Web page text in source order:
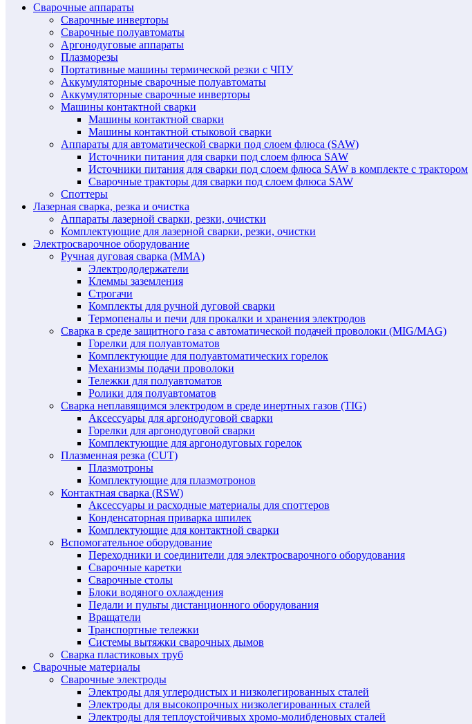
Сварочные аппараты
Сварочные инверторы
Сварочные полуавтоматы
Аргонодуговые аппараты
Плазморезы
Портативные машины термической резки с ЧПУ
Аккумуляторные сварочные полуавтоматы
Аккумуляторные сварочные инверторы
Машины контактной сварки
Машины контактной сварки
Машины контактной стыковой сварки
Аппараты для автоматической сварки под слоем флюса (SAW)
Источники питания для сварки под слоем флюса SAW
Источники питания для сварки под слоем флюса SAW в комплекте с трактором
Сварочные тракторы для сварки под слоем флюса SAW
Споттеры
Лазерная сварка, резка и очистка
Аппараты лазерной сварки, резки, очистки
Комплектующие для лазерной сварки, резки, очистки
Электросварочное оборудование
Ручная дуговая сварка (MMA)
Электрододержатели
Клеммы заземления
Строгачи
Комплекты для ручной дуговой сварки
Термопеналы и печи для прокалки и хранения электродов
Сварка в среде защитного газа с автоматической подачей проволоки (MIG/MAG)
Горелки для полуавтоматов
Комплектующие для полуавтоматических горелок
Механизмы подачи проволоки
Тележки для полуавтоматов
Ролики для полуавтоматов
Сварка неплавящимся электродом в среде инертных газов (TIG)
Аксессуары для аргонодуговой сварки
Горелки для аргонодуговой сварки
Комплектующие для аргонодуговых горелок
Плазменная резка (CUT)
Плазмотроны
Комплектующие для плазмотронов
Контактная сварка (RSW)
Аксессуары и расходные материалы для споттеров
Конденсаторная приварка шпилек
Комплектующие для контактной сварки
Вспомогательное оборудование
Переходники и соединители для электросварочного оборудования
Сварочные каретки
Сварочные столы
Блоки водяного охлаждения
Педали и пульты дистанционного оборудования
Вращатели
Транспортные тележки
Системы вытяжки сварочных дымов
Сварка пластиковых труб
Сварочные материалы
Сварочные электроды
Электроды для углеродистых и низколегированных сталей
Электроды для высокопрочных низколегированных сталей
Электроды для теплоустойчивых хромо-молибденовых сталей